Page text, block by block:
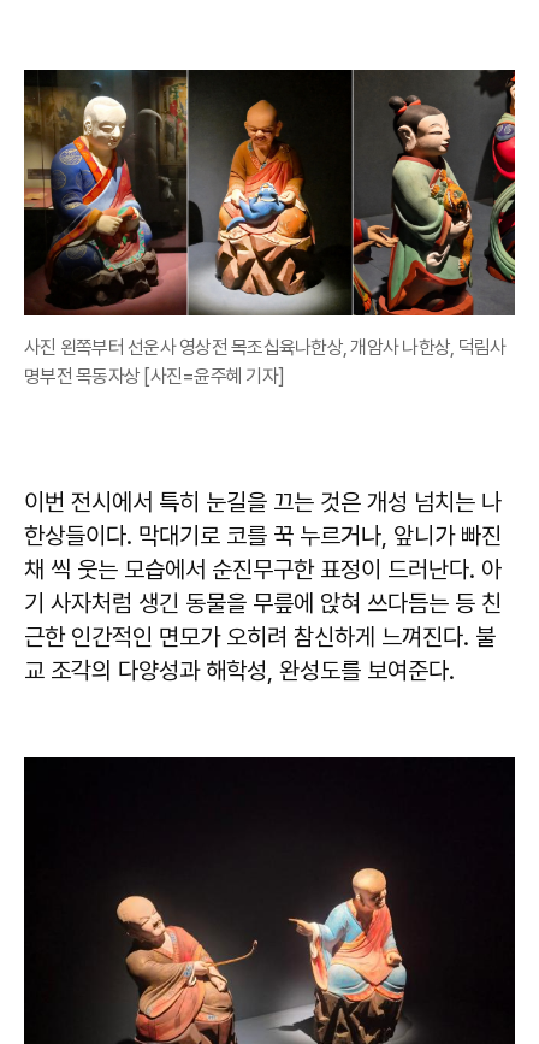
사진 왼쪽부터 선운사 영상전 목조십육나한상, 개암사 나한상, 덕림사
명부전 목동자상 [사진=윤주혜 기자]
이번 전시에서 특히 눈길을 끄는 것은 개성 넘치는 나
한상들이다. 막대기로 코를 꾹 누르거나, 앞니가 빠진
채 씩 웃는 모습에서 순진무구한 표정이 드러난다. 아
기 사자처럼 생긴 동물을 무릎에 앉혀 쓰다듬는 등 친
근한 인간적인 면모가 오히려 참신하게 느껴진다. 불
교 조각의 다양성과 해학성, 완성도를 보여준다.